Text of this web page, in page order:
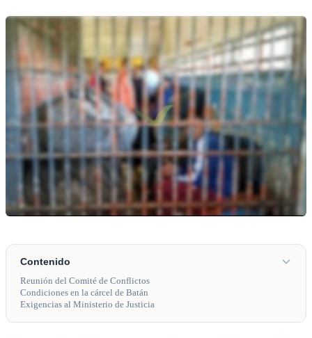
Contenido
Reunión del Comité de Conflictos
Condiciones en la cárcel de Batán
Exigencias al Ministerio de Justicia